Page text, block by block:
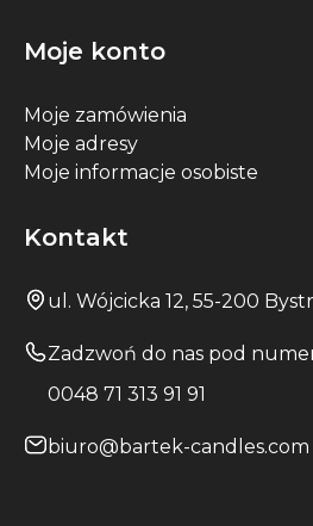
Moje konto
Moje zamówienia
Moje adresy
Moje informacje osobiste
Kontakt
ul. Wójcicka 12, 55-200
Zadzwoń do nas pod
0048 71 313 91 91
biuro@bartek-candles.com